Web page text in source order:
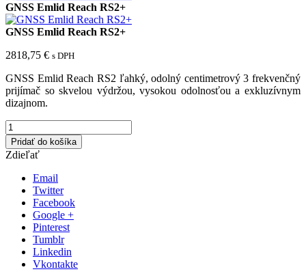
GNSS Emlid Reach RS2+
GNSS Emlid Reach RS2+
2818,75 € s DPH
GNSS Emlid Reach RS2 ľahký, odolný centimetrový 3 frekvenčný
prijímač so skvelou výdržou, vysokou odolnosťou a exkluzívnym
dizajnom.
Pridať do košíka
Zdieľať
Email
Twitter
Facebook
Google +
Pinterest
Tumblr
Linkedin
Vkontakte